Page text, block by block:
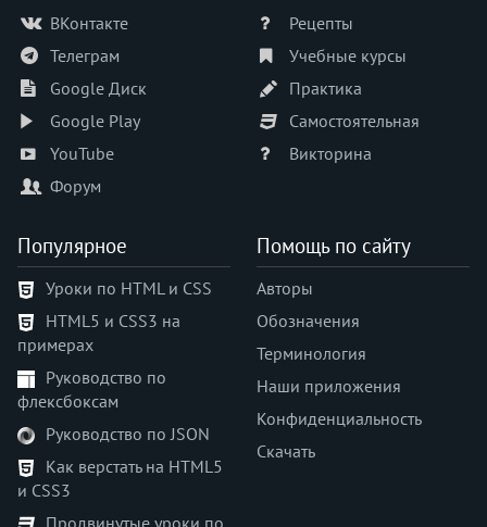
border-style
border-top
border-top-color
border-top-left-radius
border-top-right-radius
border-width
bottom
box-decoration-break
box-shadow
box-sizing
caption-side
caret-color
clear
clip
clip-path
ВКонтакте
Телеграм
Google Диск
Google Play
YouTube
Форум
Рецепты
Учебные курсы
Практика
Самостоятельная
Викторина
Популярное
Уроки по HTML и CSS
HTML5 и CSS3 на
примерах
Руководство по
флексбоксам
Руководство по JSON
Как верстать на HTML5
и CSS3
Помощь по сайту
Авторы
Обозначения
Терминология
Наши приложения
Конфиденциальность
Скачать